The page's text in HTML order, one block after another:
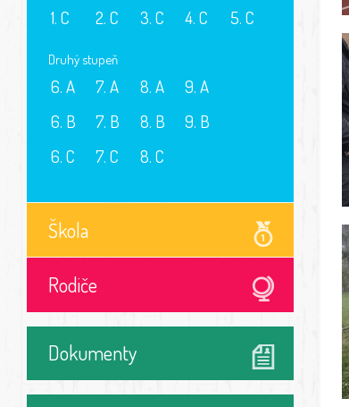
1. C
2. C
3. C
4. C
5. C
Druhý stupeň
6. A
6. B
6. C
7. A
7. B
7. C
8. A
8. B
8. C
9. A
9. B
Škola
Rodiče
Dokumenty